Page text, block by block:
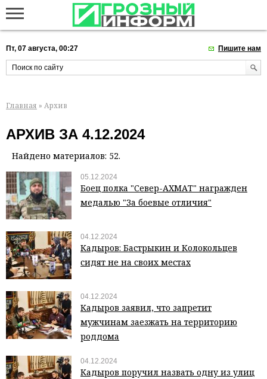
Пт, 07 августа, 00:27 Пишите нам
Главная » Архив
АРХИВ ЗА 4.12.2024
Найдено материалов: 52.
05.12.2024
Боец полка "Север-АХМАТ" награжден
медалью "За боевые отличия"
04.12.2024
Кадыров: Бастрыкин и Колокольцев
сидят не на своих местах
04.12.2024
Кадыров заявил, что запретит
мужчинам заезжать на территорию
роддома
04.12.2024
Кадыров поручил назвать одну из улиц